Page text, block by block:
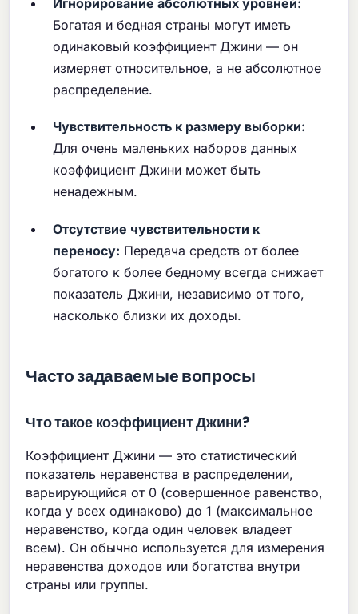
Богатая и бедная страны могут иметь
одинаковый коэффициент Джини — он
измеряет относительное, а не абсолютное
распределение.
Чувствительность к размеру выборки:
Для очень маленьких наборов данных
коэффициент Джини может быть
ненадежным.
Отсутствие чувствительности к
переносу: Передача средств от более
богатого к более бедному всегда снижает
показатель Джини, независимо от того,
насколько близки их доходы.
Часто задаваемые вопросы
Что такое коэффициент Джини?
Коэффициент Джини — это статистический
показатель неравенства в распределении,
варьирующийся от 0 (совершенное равенство,
когда у всех одинаково) до 1 (максимальное
неравенство, когда один человек владеет
всем). Он обычно используется для измерения
неравенства доходов или богатства внутри
страны или группы.